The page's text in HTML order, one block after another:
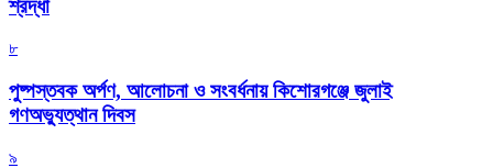
শ্রদ্ধা
৮
পুষ্পস্তবক অর্পণ, আলোচনা ও সংবর্ধনায় কিশোরগঞ্জে জুলাই
গণঅভ্যুত্থান দিবস
৯